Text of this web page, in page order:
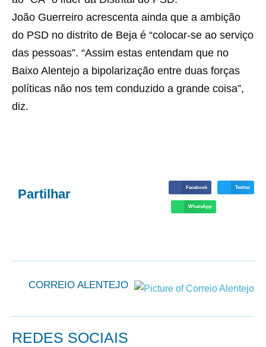
João Guerreiro acrescenta ainda que a ambição
do PSD no distrito de Beja é “colocar-se ao serviço
das pessoas”. “Assim estas entendam que no
Baixo Alentejo a bipolarização entre duas forças
políticas não nos tem conduzido a grande coisa”,
diz.
Partilhar Facebook Twitter
WhatsApp
CORREIO ALENTEJO
REDES SOCIAIS